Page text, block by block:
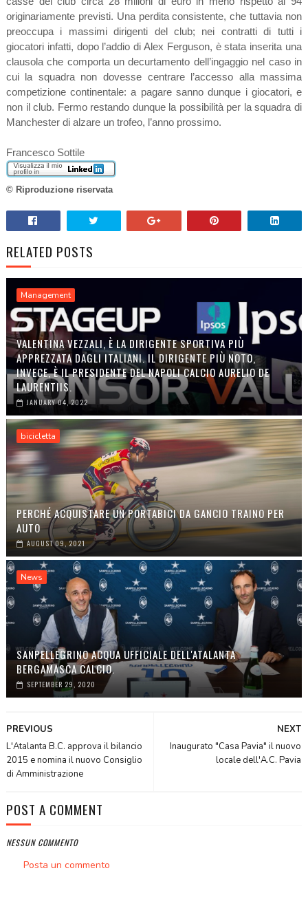
originariamente previsti. Una perdita consistente, che tuttavia non
preoccupa i massimi dirigenti del club; nei contratti di tutti i
giocatori infatti, dopo l’addio di Alex Ferguson, è stata inserita una
clausola che comporta un decurtamento dell’ingaggio nel caso in
cui la squadra non dovesse centrare l’accesso alla massima
competizione continentale: a pagare sanno dunque i giocatori, e
non il club. Fermo restando dunque la possibilità per la squadra di
Manchester di alzare un trofeo, l’anno prossimo.
Francesco Sottile
© Riproduzione riservata
RELATED POSTS
Management
VALENTINA VEZZALI, È LA DIRIGENTE SPORTIVA PIÙ
APPREZZATA DAGLI ITALIANI. IL DIRIGENTE PIÙ NOTO,
INVECE, È IL PRESIDENTE DEL NAPOLI CALCIO AURELIO DE
LAURENTIIS.
JANUARY 04, 2022
bicicletta
PERCHÉ ACQUISTARE UN PORTABICI DA GANCIO TRAINO PER
AUTO
AUGUST 09, 2021
News
SANPELLEGRINO ACQUA UFFICIALE DELL'ATALANTA
BERGAMASCA CALCIO.
SEPTEMBER 29, 2020
NEXT
Inaugurato "Casa Pavia" il nuovo
locale dell'A.C. Pavia
PREVIOUS
L'Atalanta B.C. approva il bilancio
2015 e nomina il nuovo Consiglio
di Amministrazione
POST A COMMENT
NESSUN COMMENTO
Posta un commento